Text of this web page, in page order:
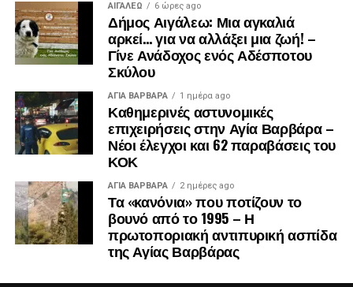
.
.
.
ΑΙΓΑΛΕΩ 6 ώρες ago
Δήμος Αιγάλεω: Μια αγκαλιά
αρκεί… για να αλλάξει μια ζωή! –
Γίνε Ανάδοχος ενός Αδέσποτου
Σκύλου
ΑΓΙΑ ΒΑΡΒΑΡΑ 1 ημέρα ago
Καθημερινές αστυνομικές
επιχειρήσεις στην Αγία Βαρβάρα –
Νέοι έλεγχοι και 62 παραβάσεις του
ΚΟΚ
ΑΓΙΑ ΒΑΡΒΑΡΑ 2 ημέρες ago
Τα «κανόνια» που ποτίζουν το
βουνό από το 1995 – Η
πρωτοποριακή αντιπυρική ασπίδα
της Αγίας Βαρβάρας